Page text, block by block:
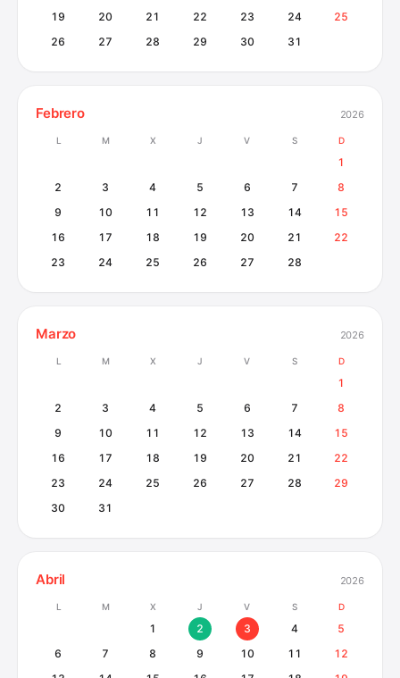
19
20 21 22 23 24
25
26
27 28 29 30 31
Febrero 2026
L M X J V S D
1
2
3 4 5 6 7
8
9
10 11 12 13 14
15
16
17 18 19 20 21
22
23
24 25 26 27 28
Marzo 2026
L M X J V S D
1
2
3 4 5 6 7
8
9
10 11 12 13 14
15
16
17 18 19 20 21
22
23
24 25 26 27 28
29
30
31
Abril 2026
L M X J V S D
1 2 3 4
5
6
7 8 9 10 11
12